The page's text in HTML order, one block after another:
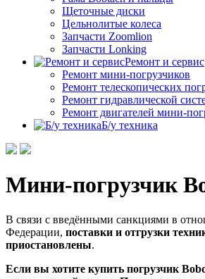
Щеточные диски
Цельнолитые колеса
Запчасти Zoomlion
Запчасти Lonking
Ремонт и сервис
Ремонт мини-погрузчиков
Ремонт телескопических
Ремонт гидравлической
Ремонт двигателей мини-
Б/у техника
Мини-погрузчик
В связи с введёнными санкциями в
Федерации, поставки и отгрузки
приостановлены.
Если вы хотите купить погрузчик